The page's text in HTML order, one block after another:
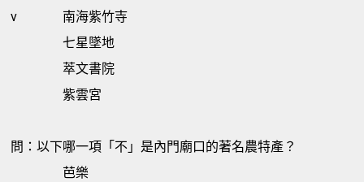
v
南海紫竹寺
七星墜地
萃文書院
紫雲宮
問：以下哪一項「不」是內門廟口的著名農特產？
芭樂